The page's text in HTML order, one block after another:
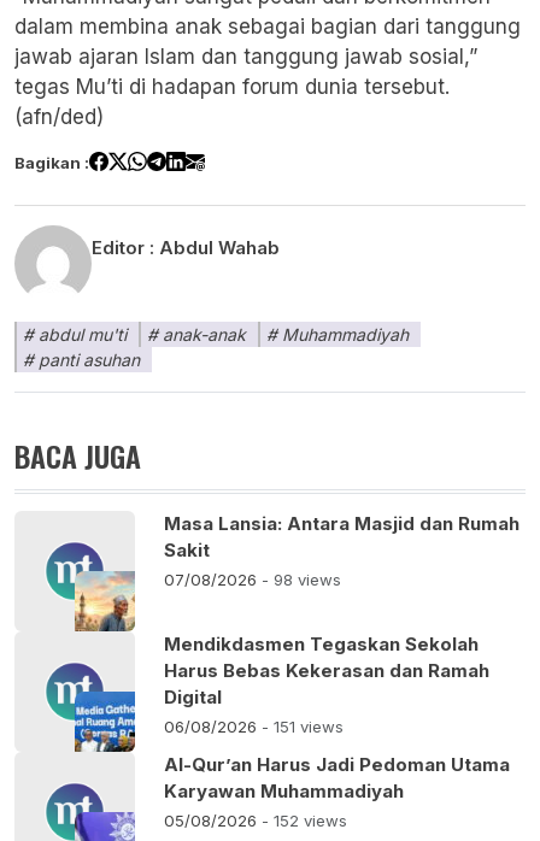
dalam membina anak sebagai bagian dari tanggung
jawab ajaran Islam dan tanggung jawab sosial,”
tegas Mu’ti di hadapan forum dunia tersebut.
(afn/ded)
Bagikan :
Editor : Abdul Wahab
abdul mu'ti anak-anak
Muhammadiyah
panti asuhan
BACA JUGA
Masa Lansia: Antara Masjid dan Rumah
Sakit
07/08/2026 - 98 views
Mendikdasmen Tegaskan Sekolah
Harus Bebas Kekerasan dan Ramah
Digital
06/08/2026 - 151 views
Al-Qur’an Harus Jadi Pedoman Utama
Karyawan Muhammadiyah
05/08/2026 - 152 views